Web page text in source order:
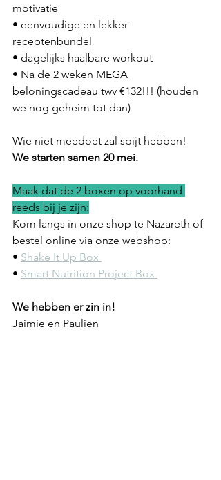
motivatie
• eenvoudige en lekker
receptenbundel
• dagelijks haalbare workout
• Na de 2 weken MEGA
beloningscadeau twv €132!!! (houden
we nog geheim tot dan)
Wie niet meedoet zal spijt hebben!
We starten samen 20 mei.
Maak dat de 2 boxen op voorhand
reeds bij je zijn:
Kom langs in onze shop te Nazareth of
bestel online via onze webshop:
• Shake It Up Box
• Smart Nutrition Project Box
We hebben er zin in!
Jaimie en Paulien